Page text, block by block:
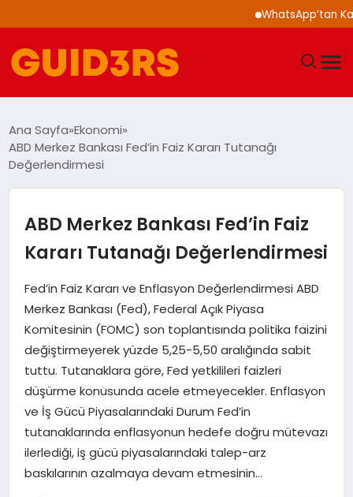
WhatsApp’tan
YAŞAM
SAĞLIK
EKONOMI
MAGAZIN
EĞITIM
Ana Sayfa Ekonomi
ABD Merkez Bankası Fed’in Faiz Kararı Tutanağı
Değerlendirmesi
ABD Merkez Bankası Fed’in Faiz
Kararı Tutanağı Değerlendirmesi
Fed’in Faiz Kararı ve Enflasyon Değerlendirmesi ABD
Merkez Bankası (Fed), Federal Açık Piyasa
Komitesinin (FOMC) son toplantısında politika faizini
değiştirmeyerek yüzde 5,25-5,50 aralığında sabit
tuttu. Tutanaklara göre, Fed yetkilileri faizleri
düşürme konusunda acele etmeyecekler. Enflasyon
ve İş Gücü Piyasalarındaki Durum Fed’in
tutanaklarında enflasyonun hedefe doğru mütevazı
ilerlediği, iş gücü piyasalarındaki talep-arz
baskılarının azalmaya devam etmesinin…